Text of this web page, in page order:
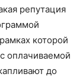
репутация
которой
оплачиваемой
до